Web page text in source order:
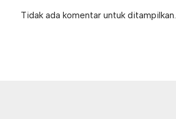
Tidak ada komentar untuk ditampilkan.